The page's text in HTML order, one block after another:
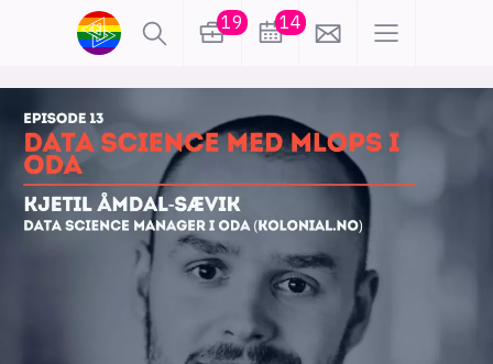
19 14
lønn
karriere
meninger
utdanning sikkerhet
frontend
backend
apputvikling